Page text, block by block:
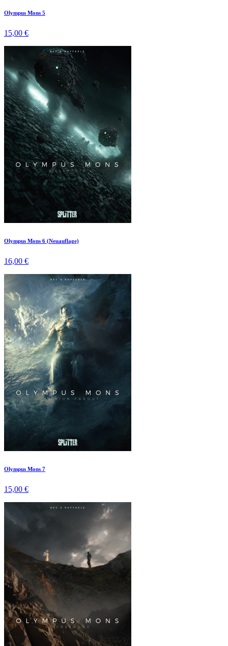
Olympus Mons 5
15,00 €
Olympus Mons 6 (Neuauflage)
16,00 €
Olympus Mons 7
15,00 €